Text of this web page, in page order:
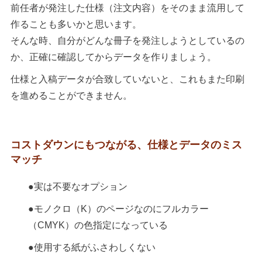
前任者が発注した仕様（注文内容）をそのまま流用して
作ることも多いかと思います。
そんな時、自分がどんな冊子を発注しようとしているの
か、正確に確認してからデータを作りましょう。
仕様と入稿データが合致していないと、これもまた印刷
を進めることができません。
コストダウンにもつながる、仕様とデータのミス
マッチ
●実は不要なオプション
●モノクロ（K）のページなのにフルカラー
（CMYK）の色指定になっている
●使用する紙がふさわしくない